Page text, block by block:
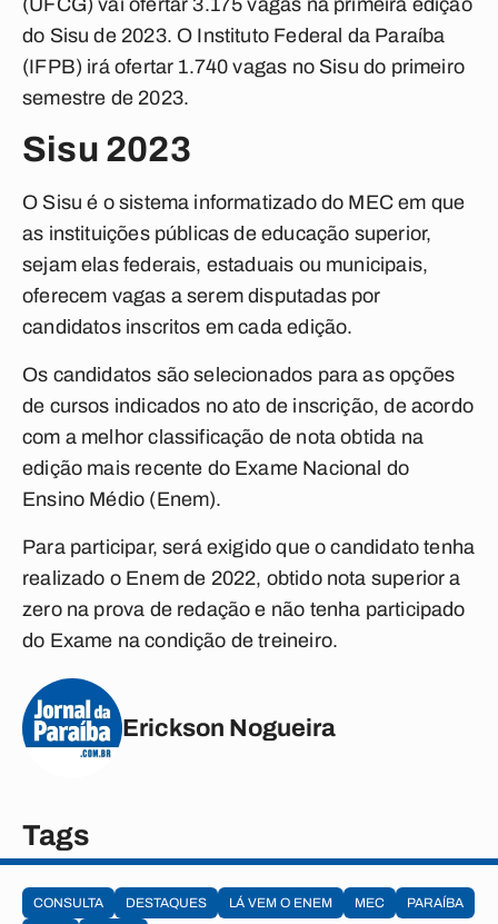
(UFCG) vai ofertar 3.175 vagas na primeira edição
do Sisu de 2023. O Instituto Federal da Paraíba
(IFPB) irá ofertar 1.740 vagas no Sisu do primeiro
semestre de 2023.
Sisu 2023
O Sisu é o sistema informatizado do MEC em que
as instituições públicas de educação superior,
sejam elas federais, estaduais ou municipais,
oferecem vagas a serem disputadas por
candidatos inscritos em cada edição.
Os candidatos são selecionados para as opções
de cursos indicados no ato de inscrição, de acordo
com a melhor classificação de nota obtida na
edição mais recente do Exame Nacional do
Ensino Médio (Enem).
Para participar, será exigido que o candidato tenha
realizado o Enem de 2022, obtido nota superior a
zero na prova de redação e não tenha participado
do Exame na condição de treineiro.
Erickson Nogueira
Tags
CONSULTA DESTAQUES LÁ VEM O ENEM MEC
PARAÍBA